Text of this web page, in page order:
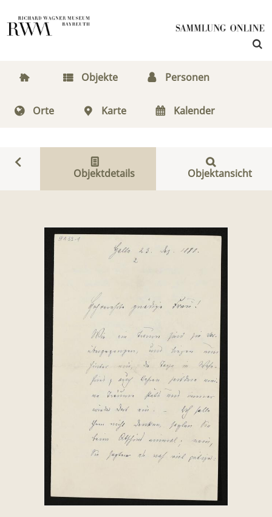
Objekte Personen
Orte Karte Kalender
Objektdetails Objektansicht